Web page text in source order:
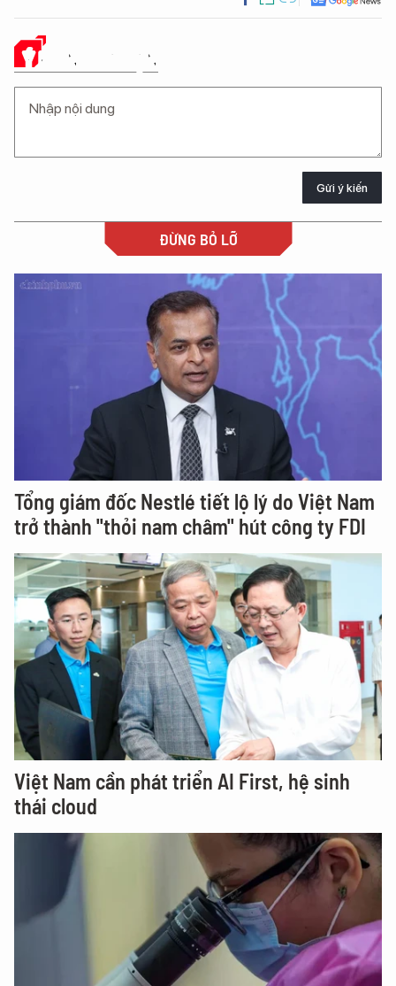
Ý KIẾN CỦA BẠN
Gửi ý kiến
ĐỪNG BỎ LỠ
Tổng giám đốc Nestlé tiết lộ lý do Việt Nam
trở thành "thỏi nam châm" hút công ty FDI
Việt Nam cần phát triển AI First, hệ sinh
thái cloud